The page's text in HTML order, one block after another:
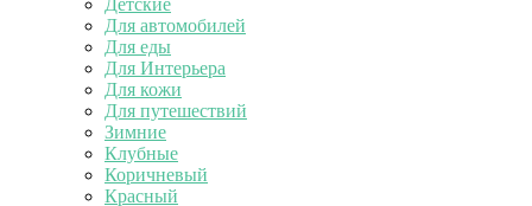
Детские
Для автомобилей
Для еды
Для Интерьера
Для кожи
Для путешествий
Зимние
Клубные
Коричневый
Красный